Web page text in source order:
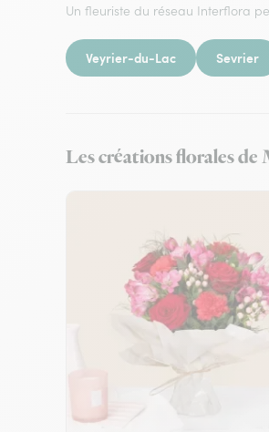
Un fleuriste du réseau Interflora
Veyrier-du-Lac Sevrier
Les créations florales de